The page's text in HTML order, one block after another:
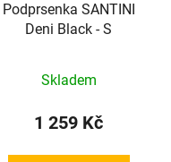
Podprsenka SANTINI
Deni Black - S
Skladem
1 259 Kč